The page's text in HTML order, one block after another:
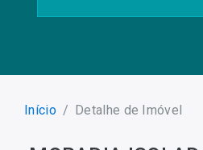
Início Detalhe de Imóvel